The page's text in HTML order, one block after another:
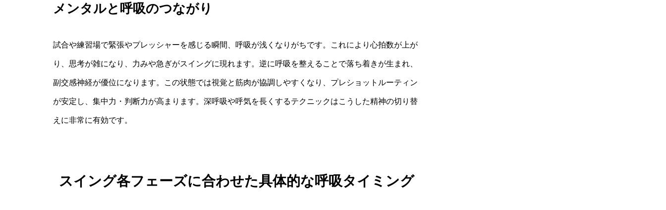
メンタルと呼吸のつながり
試合や練習場で緊張やプレッシャーを感じる瞬間、呼吸が浅くなりがちです。これにより心拍数が上が
り、思考が雑になり、力みや急ぎがスイングに現れます。逆に呼吸を整えることで落ち着きが生まれ、
副交感神経が優位になります。この状態では視覚と筋肉が協調しやすくなり、プレショットルーティン
が安定し、集中力・判断力が高まります。深呼吸や呼気を長くするテクニックはこうした精神の切り替
えに非常に有効です。
スイング各フェーズに合わせた具体的な呼吸タイミング